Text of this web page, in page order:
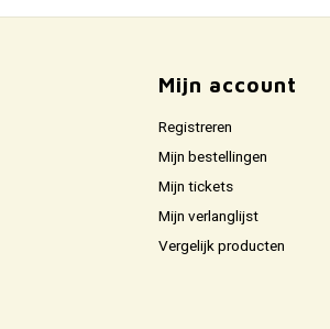
Mijn account
Registreren
Mijn bestellingen
Mijn tickets
Mijn verlanglijst
Vergelijk producten